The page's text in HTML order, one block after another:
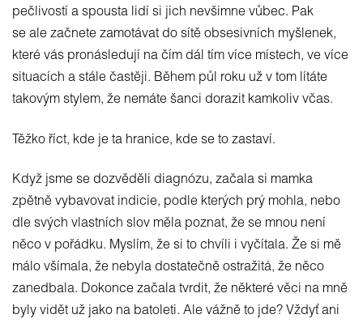
pečlivostí a spousta lidí si jich nevšimne vůbec. Pak
se ale začnete zamotávat do sítě obsesivních myšlenek,
které vás pronásledují na čím dál tím více místech, ve více
situacích a stále častěji. Během půl roku už v tom lítáte
takovým stylem, že nemáte šanci dorazit kamkoliv včas.
Těžko říct, kde je ta hranice, kde se to zastaví.
Když jsme se dozvěděli diagnózu, začala si mamka
zpětně vybavovat indicie, podle kterých prý mohla, nebo
dle svých vlastních slov měla poznat, že se mnou není
něco v pořádku. Myslím, že si to chvíli i vyčítala. Že si mě
málo všímala, že nebyla dostatečně ostražitá, že něco
zanedbala. Dokonce začala tvrdit, že některé věci na mně
byly vidět už jako na batoleti. Ale vážně to jde? Vždyť ani